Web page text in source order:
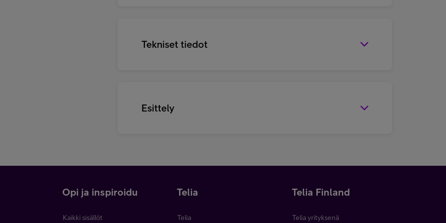
Tekniset tiedot
Esittely
Opi ja inspiroidu
Kaikki sisällöt
Telia
Telia
Telia Finland
Telia yrityksenä